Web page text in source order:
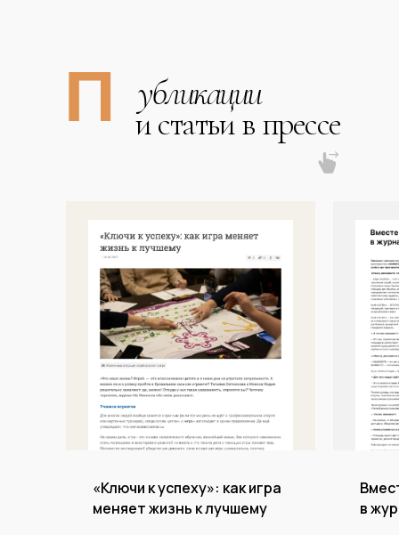
П убликации
и статьи в прессе
«Ключи к успеху»: как игра
меняет жизнь к лучшему
в